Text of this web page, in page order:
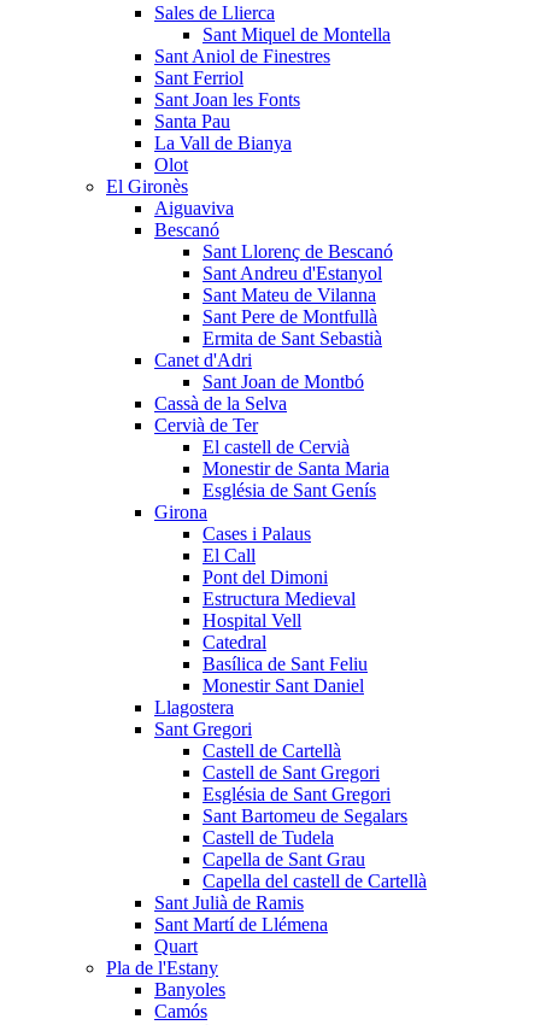
Sales de Llierca
Sant Miquel de Montella
Sant Aniol de Finestres
Sant Ferriol
Sant Joan les Fonts
Santa Pau
La Vall de Bianya
Olot
El Gironès
Aiguaviva
Bescanó
Sant Llorenç de Bescanó
Sant Andreu d'Estanyol
Sant Mateu de Vilanna
Sant Pere de Montfullà
Ermita de Sant Sebastià
Canet d'Adri
Sant Joan de Montbó
Cassà de la Selva
Cervià de Ter
El castell de Cervià
Monestir de Santa Maria
Església de Sant Genís
Girona
Cases i Palaus
El Call
Pont del Dimoni
Estructura Medieval
Hospital Vell
Catedral
Basílica de Sant Feliu
Monestir Sant Daniel
Llagostera
Sant Gregori
Castell de Cartellà
Castell de Sant Gregori
Església de Sant Gregori
Sant Bartomeu de Segalars
Castell de Tudela
Capella de Sant Grau
Capella del castell de Cartellà
Sant Julià de Ramis
Sant Martí de Llémena
Quart
Pla de l'Estany
Banyoles
Camós